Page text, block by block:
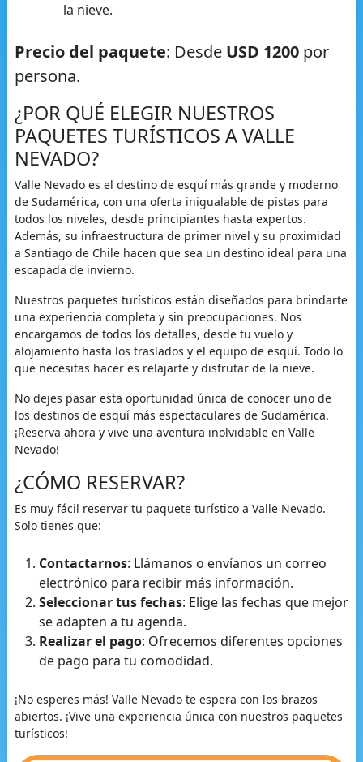
la nieve.
Precio del paquete: Desde USD 1200por
persona.
¿POR QUÉ ELEGIR NUESTROS
PAQUETES TURÍSTICOS A VALLE
NEVADO?
Valle Nevado es el destino de esquí más grande y moderno
de Sudamérica, con una oferta inigualable de pistas para
todos los niveles, desde principiantes hasta expertos.
Además, su infraestructura de primer nivel y su proximidad
a Santiago de Chile hacen que sea un destino ideal para una
escapada de invierno.
Nuestros paquetes turísticos están diseñados para brindarte
una experiencia completa y sin preocupaciones. Nos
encargamos de todos los detalles, desde tu vuelo y
alojamiento hasta los traslados y el equipo de esquí. Todo lo
que necesitas hacer es relajarte y disfrutar de la nieve.
No dejes pasar esta oportunidad única de conocer uno de
los destinos de esquí más espectaculares de Sudamérica.
¡Reserva ahora y vive una aventura inolvidable en Valle
Nevado!
¿CÓMO RESERVAR?
Es muy fácil reservar tu paquete turístico a Valle Nevado.
Solo tienes que:
Contactarnos: Llámanos o envíanos un correo
electrónico para recibir más información.
Seleccionar tus fechas: Elige las fechas que mejor
se adapten a tu agenda.
Realizar el pago: Ofrecemos diferentes opciones
de pago para tu comodidad.
¡No esperes más! Valle Nevado te espera con los brazos
abiertos. ¡Vive una experiencia única con nuestros paquetes
turísticos!